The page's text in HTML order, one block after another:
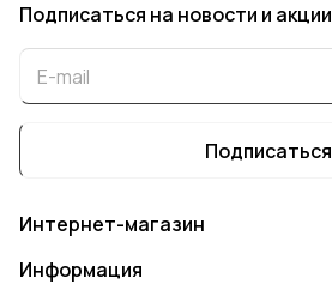
Подписаться на новости и акции
Подписаться
Интернет-магазин
Информация